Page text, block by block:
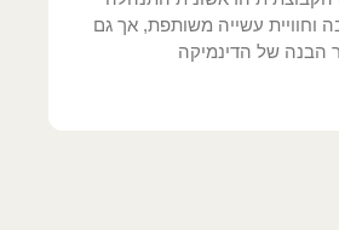
וחוויית עשייה משותפת, אך גם
הבנה של הדינמיקה